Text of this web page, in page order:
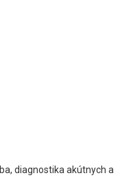
diagnostika akútnych a